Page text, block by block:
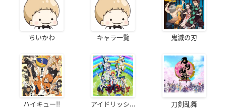
ちいかわ キャラ一覧 鬼滅の刃
ハイキュー!! アイドリッシ... 刀剣乱舞